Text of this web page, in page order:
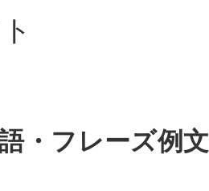
・フレーズ例文